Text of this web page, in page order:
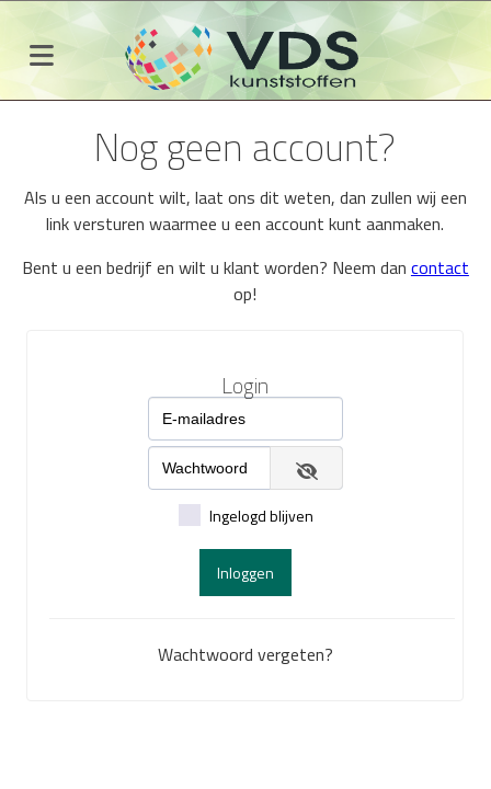
Nog geen account?
Als u een account wilt, laat ons dit weten, dan zullen wij een
link versturen waarmee u een account kunt aanmaken.
Bent u een bedrijf en wilt u klant worden? Neem dan contact
op!
Login
Ingelogd blijven
Inloggen
Wachtwoord vergeten?